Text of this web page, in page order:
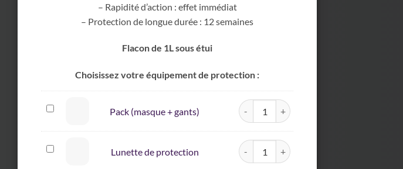
– Rapidité d’action : effet immédiat
– Protection de longue durée : 12 semaines
Flacon de 1L sous étui
Choisissez votre équipement de protection :
Pack
+
gants)
Pack (masque + gants)
quantité de Pack (masque + gants)
Lunette
Lunette de protection
quantité de Lunette de protection